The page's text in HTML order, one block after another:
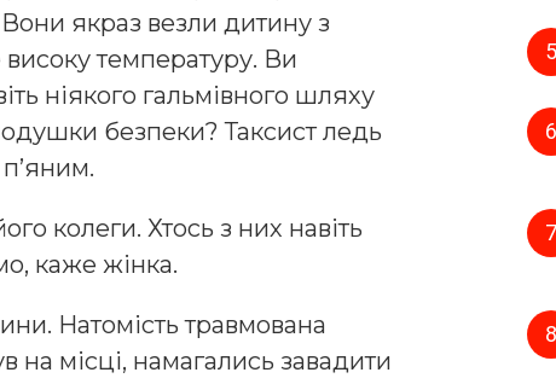
якраз везли дитину з
температуру. Ви
ніякого гальмівного шляху
безпеки? Таксист ледь
колеги. Хтось з них навіть
каже жінка.
Натомість травмована
на місці, намагались завадити